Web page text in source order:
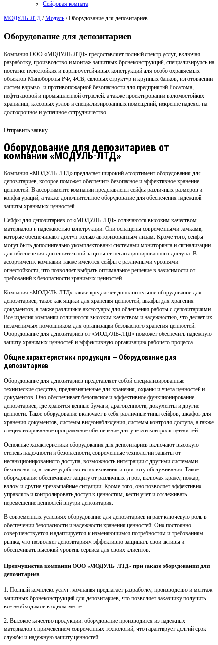
Сейфовая комната
МОДУЛЬ-ЛТД /Модуль /Оборудование для депозитариев
Оборудование для депозитариев
Компания ООО «МОДУЛЬ-ЛТД» предоставляет полный спектр услуг, включая
разработку, производство и монтаж защитных бронеконструкций, специализируясь на
поставке пулестойких и взрывоустойчивых конструкций для особо охраняемых
объектов Минобороны РФ, ФСБ, силовых структур и крупных банков, изготовлении
систем взрыво- и противопожарной безопасности для предприятий Росатома,
нефтегазовой и промышленной отраслей, а также проектировании взломостойких
хранилищ, кассовых узлов и специализированных помещений, искренне надеясь на
долгосрочное и успешное сотрудничество.
Отправить заявку
Оборудование для депозитариев от
компании «МОДУЛЬ-ЛТД»
Компания «МОДУЛЬ-ЛТД» предлагает широкий ассортимент оборудования для
депозитариев, которое поможет обеспечить безопасное и эффективное хранение
ценностей. В ассортименте компании представлены сейфы различных размеров и
конфигураций, а также дополнительное оборудование для обеспечения надежной
защиты хранимых ценностей.
Сейфы для депозитариев от «МОДУЛЬ-ЛТД» отличаются высоким качеством
материалов и надежностью конструкции. Они оснащены современными замками,
которые обеспечивают доступ только авторизованным лицам. Кроме того, сейфы
могут быть дополнительно укомплектованы системами мониторинга и сигнализации
для обеспечения дополнительной защиты от несанкционированного доступа. В
ассортименте компании также имеются сейфы с различными уровнями
огнестойкости, что позволяет выбрать оптимальное решение в зависимости от
требований к безопасности хранимых ценностей.
Компания «МОДУЛЬ-ЛТД» также предлагает дополнительное оборудование для
депозитариев, такое как ящики для хранения ценностей, шкафы для хранения
документов, а также различные аксессуары для облегчения работы с депозитариями.
Все изделия компании отличаются высоким качеством и надежностью, что делает их
незаменимым помощником для организации безопасного хранения ценностей.
Оборудование для депозитариев от «МОДУЛЬ-ЛТД» поможет обеспечить надежную
защиту хранимых ценностей и эффективную организацию рабочего процесса.
Общие характеристики продукции — Оборудование для
депозитариев
Оборудование для депозитариев представляет собой специализированные
технические средства, предназначенные для хранения, охраны и учета ценностей и
документов. Оно обеспечивает безопасное и эффективное функционирование
депозитариев, где хранятся ценные бумаги, драгоценности, документы и другие
ценности. Такое оборудование включает в себя различные типы сейфов, шкафов для
хранения документов, системы видеонаблюдения, системы контроля доступа, а также
специализированное программное обеспечение для учета и контроля ценностей.
Основные характеристики оборудования для депозитариев включают высокую
степень надежности и безопасности, современные технологии защиты от
несанкционированного доступа, возможность интеграции с другими системами
безопасности, а также удобство использования и простоту обслуживания. Такое
оборудование обеспечивает защиту от различных угроз, включая кражу, пожар,
взлом и другие чрезвычайные ситуации. Кроме того, оно позволяет эффективно
управлять и контролировать доступ к ценностям, вести учет и отслеживать
перемещение ценностей внутри депозитария.
В современных условиях оборудование для депозитариев играет ключевую роль в
обеспечении безопасности и надежности хранения ценностей. Оно постоянно
совершенствуется и адаптируется к изменяющимся потребностям и требованиям
рынка, что позволяет депозитариям эффективно защищать свои активы и
обеспечивать высокий уровень сервиса для своих клиентов.
Преимущества компании ООО «МОДУЛЬ-ЛТД» при заказе оборудования для
депозитариев
1. Полный комплекс услуг: компания предлагает разработку, производство и монтаж
защитных бронеконструкций для депозитариев, что позволяет заказчику получить
все необходимое в одном месте.
2. Высокое качество продукции: оборудование производится из надежных
материалов с применением современных технологий, что гарантирует долгий срок
службы и надежную защиту ценностей.